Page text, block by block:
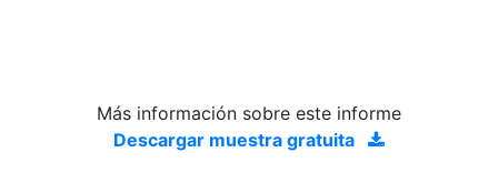
Más información sobre este informe
Descargar muestra gratuita